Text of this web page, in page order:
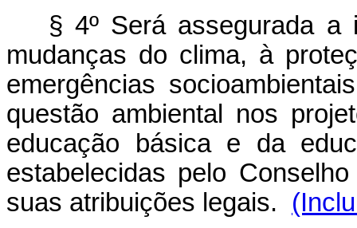
§ 4º Será assegurada a
mudanças do clima, à
emergências
questão ambiental nos
educação básica e da
estabelecidas pelo
suas atribuições legais.